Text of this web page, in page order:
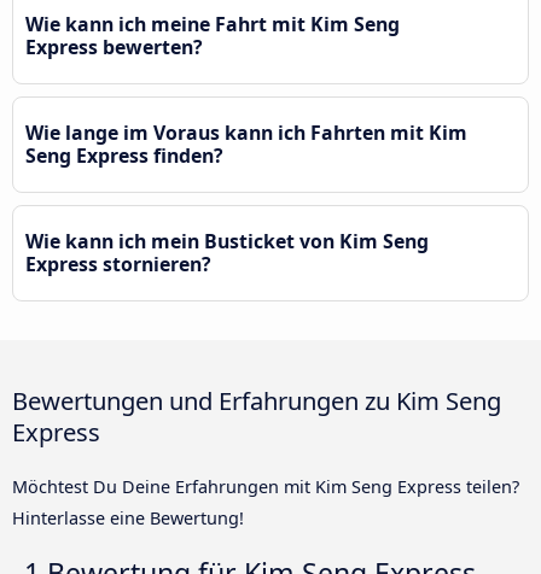
Wie kann ich meine Fahrt mit Kim Seng
Express bewerten?
Wie lange im Voraus kann ich Fahrten mit Kim
Seng Express finden?
Wie kann ich mein Busticket von Kim Seng
Express stornieren?
Bewertungen und Erfahrungen zu Kim Seng
Express
Möchtest Du Deine Erfahrungen mit Kim Seng Express teilen?
Hinterlasse eine Bewertung!